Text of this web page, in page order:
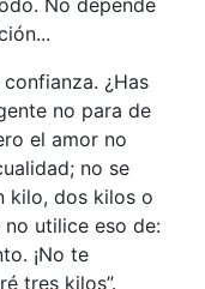
No depende
¿Has
no para de
el amor no
no se
kilo, dos kilos o
utilice eso de:
¡No te
tres kilos”.